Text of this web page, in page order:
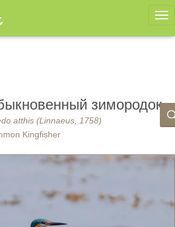
зимородок
atthis (Linnaeus, 1758)
Kingfisher